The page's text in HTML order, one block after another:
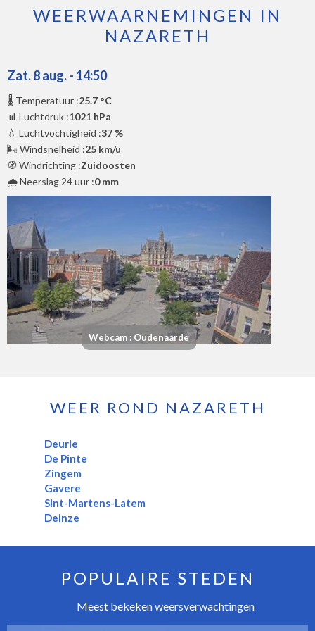
WEERWAARNEMINGEN IN
NAZARETH
Zat. 8 aug. - 14:50
🌡️ Temperatuur :25.7 °C
📊 Luchtdruk :1021 hPa
💧 Luchtvochtigheid :37 %
🌬️ Windsnelheid :25 km/u
🧭 Windrichting :Zuidoosten
🌧️ Neerslag 24 uur :0 mm
Webcam : Oudenaarde
WEER ROND NAZARETH
Deurle
De Pinte
Zingem
Gavere
Sint-Martens-Latem
Deinze
POPULAIRE STEDEN
Meest bekeken weersverwachtingen